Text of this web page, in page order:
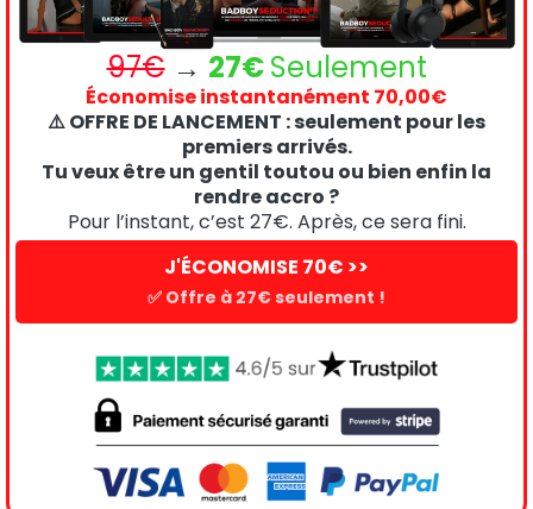
97€→ 27€Seulement
Économise instantanément 70,00€
⚠️ OFFRE DE LANCEMENT : seulement pour les
premiers arrivés.
Tu veux être un gentil toutou ou bien enfin la
rendre accro ?
Pour l’instant, c’est 27€. Après, ce sera fini.
J'ÉCONOMISE 70€ >>
✅ Offre à 27€ seulement !